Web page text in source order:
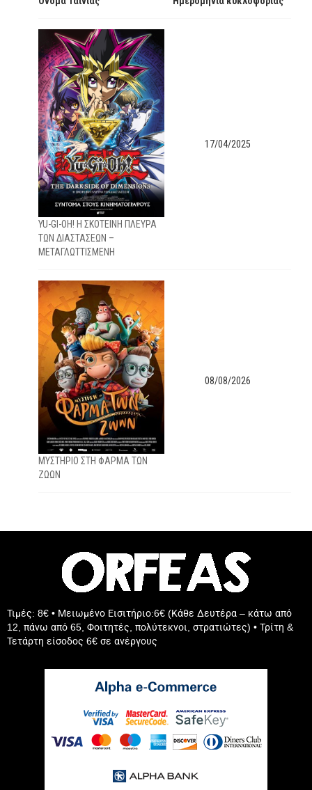
YU-GI-OH! Η ΣΚΟΤΕΙΝΗ ΠΛΕΥΡΑ
ΤΩΝ ΔΙΑΣΤΑΣΕΩΝ –
ΜΕΤΑΓΛΩΤΤΙΣΜΕΝΗ
17/04/2025
ΜΥΣΤΗΡΙΟ ΣΤΗ ΦΑΡΜΑ ΤΩΝ
ΖΩΩΝ
08/08/2026
Τιμές: 8€ • Μειωμένο Εισιτήριο:6€ (Κάθε Δευτέρα – κάτω από
12, πάνω από 65, Φοιτητές, πολύτεκνοι, στρατιώτες) • Τρίτη &
Τετάρτη είσοδος 6€ σε ανέργους